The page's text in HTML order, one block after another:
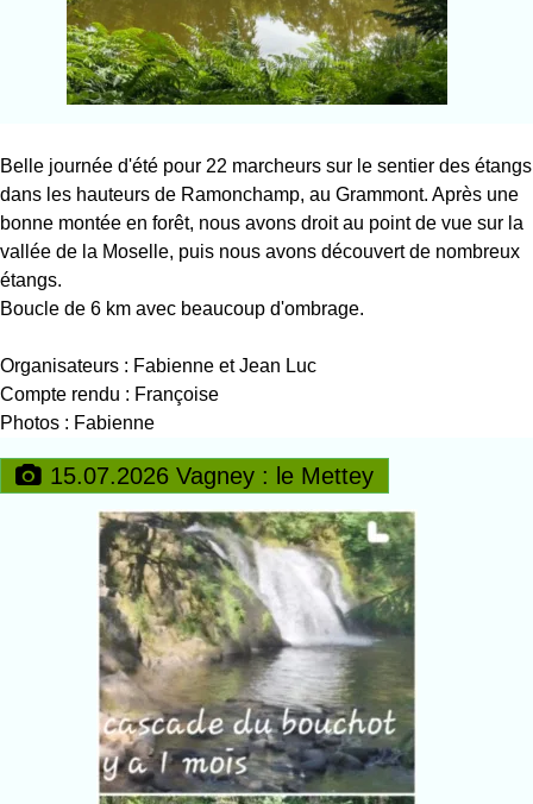
Belle journée d'été pour 22 marcheurs sur le sentier des étangs
dans les hauteurs de Ramonchamp, au Grammont. Après une
bonne montée en forêt, nous avons droit au point de vue sur la
vallée de la Moselle, puis nous avons découvert de nombreux
étangs.
Boucle de 6 km avec beaucoup d'ombrage.
Organisateurs : Fabienne et Jean Luc
Compte rendu : Françoise
Photos : Fabienne
15.07.2026 Vagney : le Mettey